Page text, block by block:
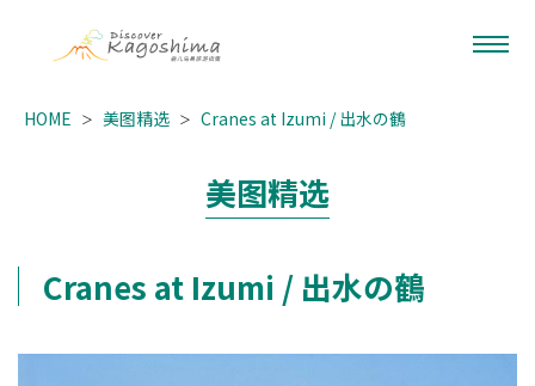
HOME 美图精选 Cranes at Izumi / 出水の鶴
美图精选
Cranes at Izumi / 出水の鶴